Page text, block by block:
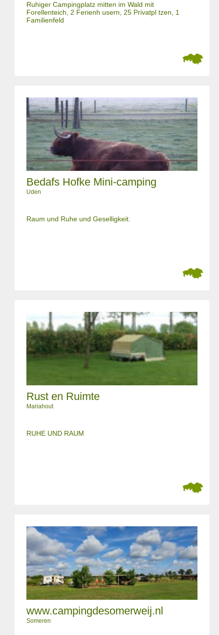
Ruhiger Campingplatz mitten im Wald mit
Forellenteich, 2 Ferienh usern, 25 Privatpl tzen, 1
Familienfeld
Bedafs Hofke Mini-camping
Uden
Raum und Ruhe und Geselligkeit.
Rust en Ruimte
Mariahout
RUHE UND RAUM
www.campingdesomerweij.nl
Someren